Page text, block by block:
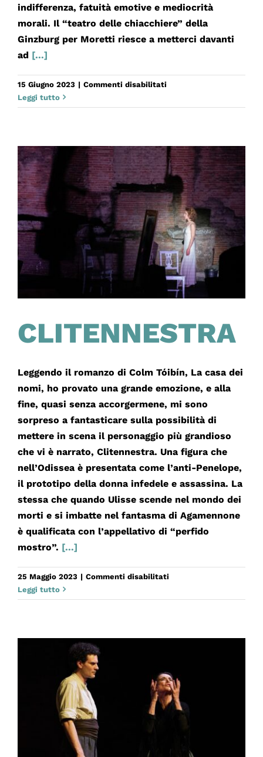
indifferenza, fatuità emotive e mediocrità
morali. Il “teatro delle chiacchiere” della
Ginzburg per Moretti riesce a metterci davanti
ad [...]
15 Giugno 2023 | Commenti disabilitatisu
D’AMORE
Leggi tutto
CLITENNESTRA
Leggendo il romanzo di Colm Tóibín, La casa dei
nomi, ho provato una grande emozione, e alla
fine, quasi senza accorgermene, mi sono
sorpreso a fantasticare sulla possibilità di
mettere in scena il personaggio più grandioso
che vi è narrato, Clitennestra. Una figura che
nell’Odissea è presentata come l’anti-Penelope,
il prototipo della donna infedele e assassina. La
stessa che quando Ulisse scende nel mondo dei
morti e si imbatte nel fantasma di Agamennone
è qualificata con l’appellativo di “perfido
mostro”. [...]
25 Maggio 2023 | Commenti disabilitatisu
Leggi tutto